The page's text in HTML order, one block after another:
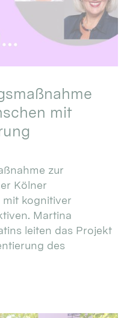
mit
zur
Kölner
mit kognitiver
Martina
leiten das Projekt
des